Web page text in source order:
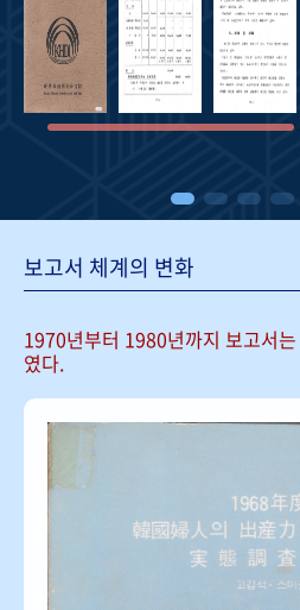
보고서 체계의 변화
1970년부터 1980년까지 보고서는
였다.